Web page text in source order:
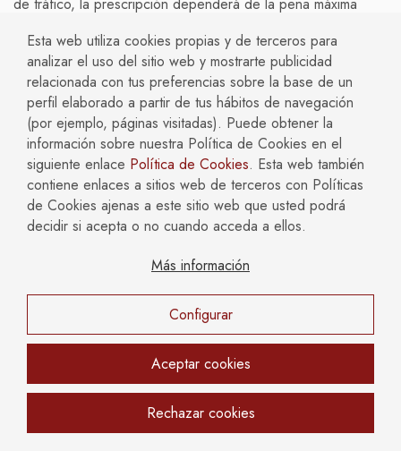
de tráfico, la prescripción dependerá de la pena máxima
según la gravedad de la imprudencia y las circunstancias del
caso concreto.
3. Inicio del Cómputo:El plazo de prescripción comienza a
contar desde el día en que se comete el delito. En el caso
de los delitos de accidente imprudente de tráfico, esto sería
desde la fecha del accidente.
4. Suspensión del Plazo:El plazo de prescripción puede
suspenderse en determinadas circunstancias, como cuando
el procedimiento judicial se paraliza por alguna causa
Es importante destacar que la prescripción implica que, una
vez transcurrido el plazo establecido según la pena máxima
prevista para el delito, el Estado ya no podrá iniciar o
continuar el procedimiento penal contra el presunto
responsable. Sin embargo, los plazos de prescripción
pueden variar según la legislación específica y las
características particulares de cada caso. Por lo tanto, es
Esta web utiliza cookies propias y de terceros para
analizar el uso del sitio web y mostrarte publicidad
relacionada con tus preferencias sobre la base de un
perfil elaborado a partir de tus hábitos de navegación
(por ejemplo, páginas visitadas). Puede obtener la
información sobre nuestra Política de Cookies en el
siguiente enlace Política de Cookies. Esta web también
contiene enlaces a sitios web de terceros con Políticas
de Cookies ajenas a este sitio web que usted podrá
decidir si acepta o no cuando acceda a ellos.
Más información
Configurar
Aceptar cookies
Rechazar cookies